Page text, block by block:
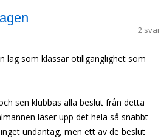
2 svar
lag som klassar otillgänglighet som
sen klubbas alla beslut från detta
läser upp det hela så snabbt
undantag, men ett av de beslut